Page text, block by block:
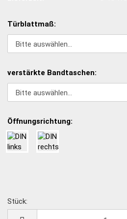
Türblattmaß:
verstärkte Bandtaschen:
Öffnungsrichtung:
Stück: